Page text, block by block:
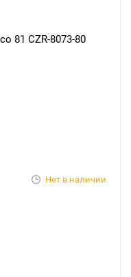
81 CZR-8073-80
Нет в наличии